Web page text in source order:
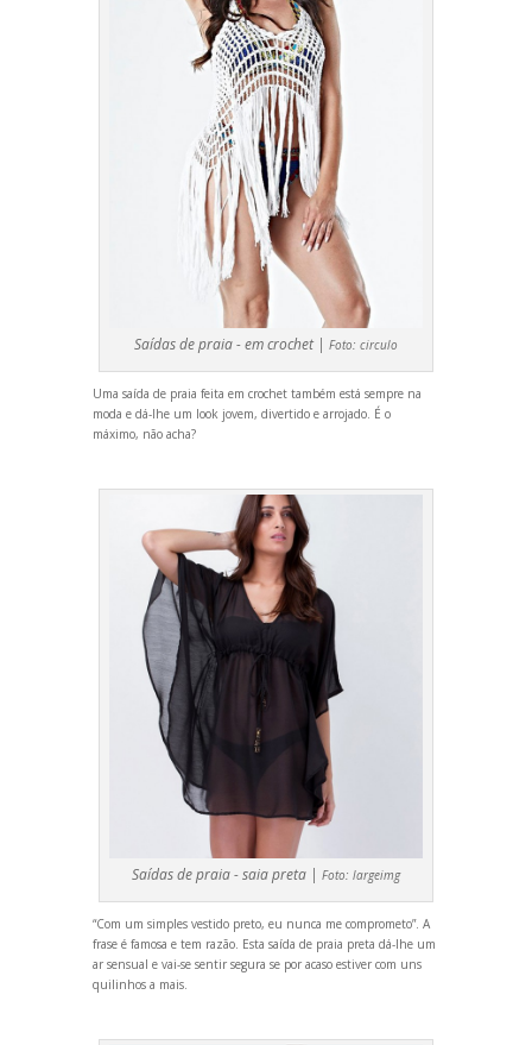
Saídas de praia - em crochet | Foto: circulo
Uma saída de praia feita em crochet também está sempre na
moda e dá-lhe um look jovem, divertido e arrojado. É o
máximo, não acha?
Saídas de praia - saia preta | Foto: largeimg
“Com um simples vestido preto, eu nunca me comprometo”. A
frase é famosa e tem razão. Esta saída de praia preta dá-lhe um
ar sensual e vai-se sentir segura se por acaso estiver com uns
quilinhos a mais.